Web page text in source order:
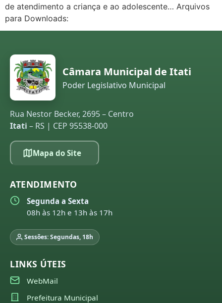
de atendimento a criança e ao adolescente… Arquivos
para Downloads:
Câmara Municipal de Itati
Poder Legislativo Municipal
Rua Nestor Becker, 2695 – Centro
Itati – RS | CEP 95538-000
Mapa do Site
ATENDIMENTO
Segunda a Sexta
08h às 12h e 13h às 17h
Sessões: Segundas, 18h
LINKS ÚTEIS
WebMail
Prefeitura Municipal